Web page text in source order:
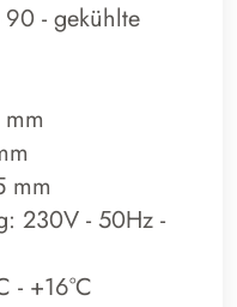
Typ 90 -
889 mm
494 mm
631 mm
Einhand
to-open
1